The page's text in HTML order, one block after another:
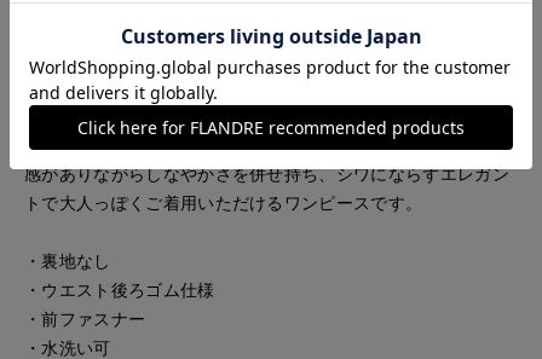
などを合わせてラフに、パンプスを合わせてランチ会などに、
幅広いシーンで使える1枚です。
■素材
デニムをプリントしたオリジナル素材で、しっかりとした生地
感がありながらしなやかさを併せ持ち、シワにならずエレガン
トで大人っぽくご着用いただけるワンピースです。
・裏地なし
・ウエスト後ろゴム仕様
・前ファスナー
・水洗い可